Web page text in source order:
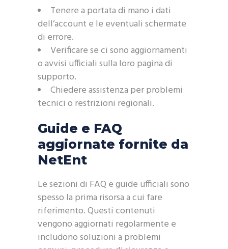
Tenere a portata di mano i dati
dell’account e le eventuali schermate
di errore.
Verificare se ci sono aggiornamenti
o avvisi ufficiali sulla loro pagina di
supporto.
Chiedere assistenza per problemi
tecnici o restrizioni regionali.
Guide e FAQ
aggiornate fornite da
NetEnt
Le sezioni di FAQ e guide ufficiali sono
spesso la prima risorsa a cui fare
riferimento. Questi contenuti
vengono aggiornati regolarmente e
includono soluzioni a problemi